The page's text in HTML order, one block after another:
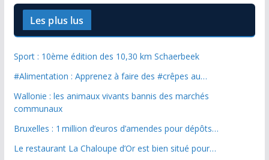
Les plus lus
Sport : 10ème édition des 10,30 km Schaerbeek
#Alimentation : Apprenez à faire des #crêpes au…
Wallonie : les animaux vivants bannis des marchés
communaux
Bruxelles : 1 million d’euros d’amendes pour dépôts…
Le restaurant La Chaloupe d’Or est bien situé pour…